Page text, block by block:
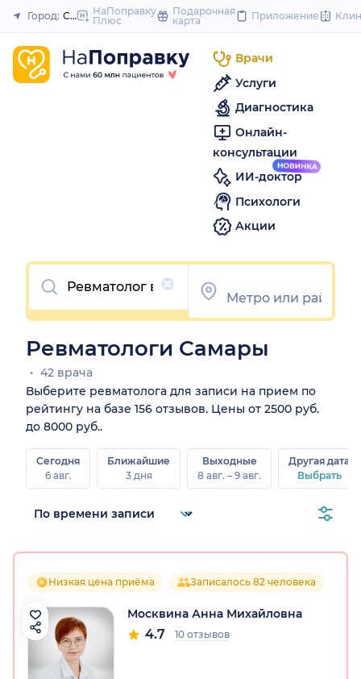
to
Закрыть
Город: СамараНаПоправку
Плюс
Подарочная
карта
Приложение
Врачи
Услуги
Диагностика
Онлайн-
консультации
ИИ-доктор
Психологи
Акции
Очистить
Ревматологи Самары
42 врача
Выберите ревматолога для записи на прием по
рейтингу на базе 156 отзывов. Цены от 2500 руб.
до 8000 руб..
Сегодня
6 авг.
Ближайшие
3 дня
Выходные
8 авг. – 9 авг.
Другая дата
Выбрать
Низкая цена приёма Записалось 82 человека
Москвина Анна Михайловна
4.7 10 отзывов